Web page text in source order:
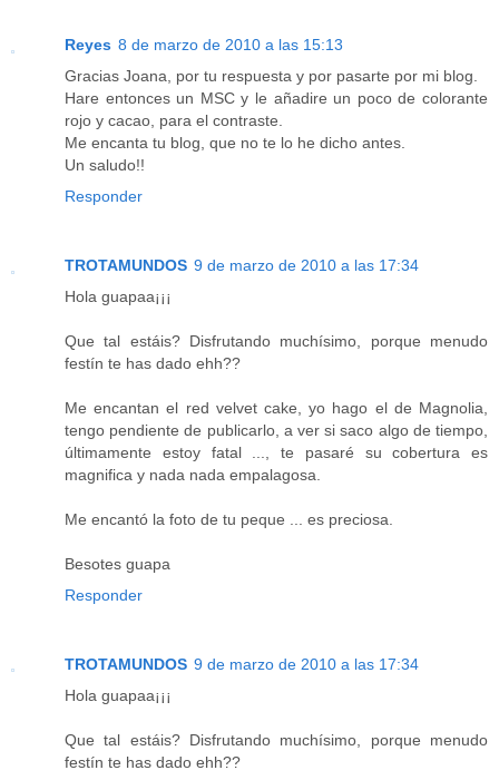
Reyes 8 de marzo de 2010 a las 15:13
Gracias Joana, por tu respuesta y por pasarte por mi blog.
Hare entonces un MSC y le añadire un poco de colorante
rojo y cacao, para el contraste.
Me encanta tu blog, que no te lo he dicho antes.
Un saludo!!
Responder
TROTAMUNDOS 9 de marzo de 2010 a las 17:34
Hola guapaa¡¡¡
Que tal estáis? Disfrutando muchísimo, porque menudo
festín te has dado ehh??
Me encantan el red velvet cake, yo hago el de Magnolia,
tengo pendiente de publicarlo, a ver si saco algo de tiempo,
últimamente estoy fatal ..., te pasaré su cobertura es
magnifica y nada nada empalagosa.
Me encantó la foto de tu peque ... es preciosa.
Besotes guapa
Responder
TROTAMUNDOS 9 de marzo de 2010 a las 17:34
Hola guapaa¡¡¡
Que tal estáis? Disfrutando muchísimo, porque menudo
festín te has dado ehh??